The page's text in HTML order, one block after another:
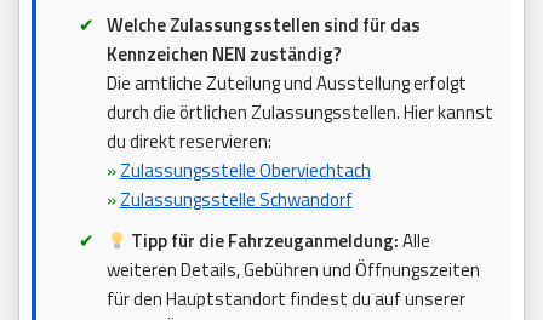
Welche Zulassungsstellen sind für das
Kennzeichen NEN zuständig?
Die amtliche Zuteilung und Ausstellung erfolgt
durch die örtlichen Zulassungsstellen. Hier kannst
du direkt reservieren:
»Zulassungsstelle Oberviechtach
»Zulassungsstelle Schwandorf
Tipp für die Fahrzeuganmeldung:Alle
weiteren Details, Gebühren und Öffnungszeiten
für den Hauptstandort findest du auf unserer